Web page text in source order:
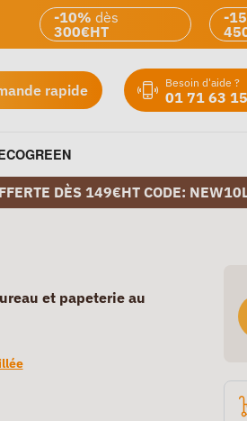
-10% dès
300€HT
-
rapide Besoin d'aide ?
01 71 63
DÈS 149€HT CODE:
et papeterie au